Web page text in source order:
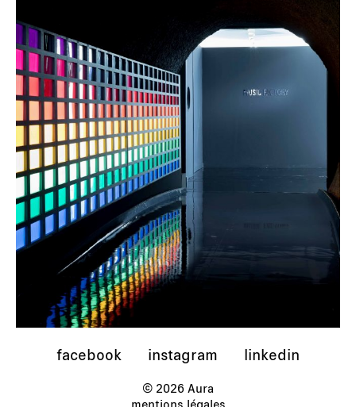
© 2026 Aura
mentions légales
facebook instagram linkedin